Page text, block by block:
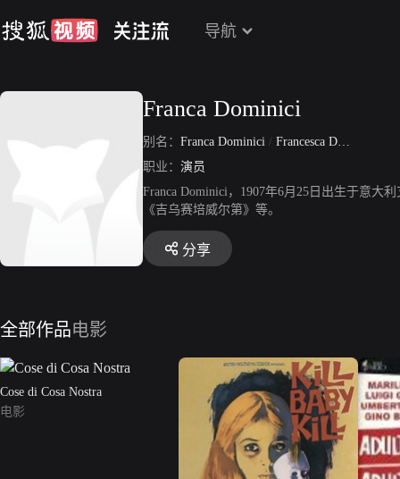
导航
Franca Dominici
别名： Franca Dominici / Francesca Dominici
职业： 演员
Franca Dominici，1907年6月25日出生于意大
《吉乌赛培威尔第》等。
分享
全部作品电影
Cose di Cosa Nostra
电影